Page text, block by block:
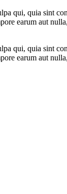
qui, quia sint
earum aut
qui, quia sint
earum aut